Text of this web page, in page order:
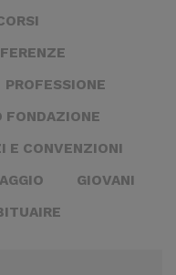
PROFESSIONE
FONDAZIONE
E CONVENZIONI
GIOVANI